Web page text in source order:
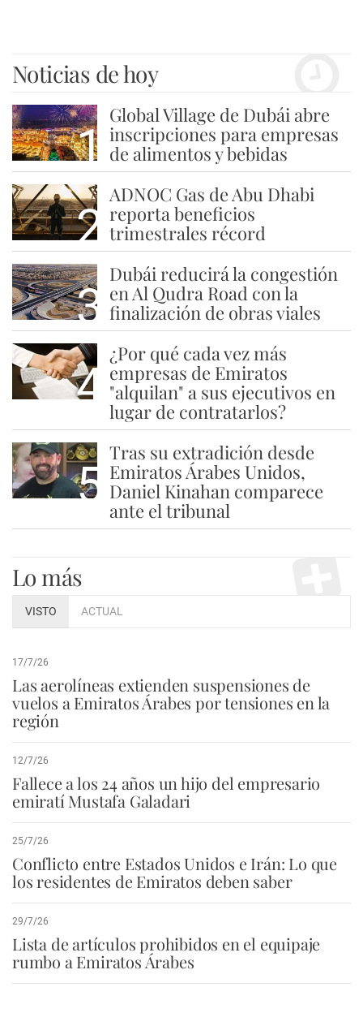
Noticias de hoy
1
Global Village de Dubái abre
inscripciones para empresas
de alimentos y bebidas
2
ADNOC Gas de Abu Dhabi
reporta beneficios
trimestrales récord
3
Dubái reducirá la congestión
en Al Qudra Road con la
finalización de obras viales
4
¿Por qué cada vez más
empresas de Emiratos
"alquilan" a sus ejecutivos en
lugar de contratarlos?
5
Tras su extradición desde
Emiratos Árabes Unidos,
Daniel Kinahan comparece
ante el tribunal
Lo más
VISTO ACTUAL
17/7/26
Las aerolíneas extienden suspensiones de
vuelos a Emiratos Árabes por tensiones en la
región
12/7/26
Fallece a los 24 años un hijo del empresario
emiratí Mustafa Galadari
25/7/26
Conflicto entre Estados Unidos e Irán: Lo que
los residentes de Emiratos deben saber
29/7/26
Lista de artículos prohibidos en el equipaje
rumbo a Emiratos Árabes